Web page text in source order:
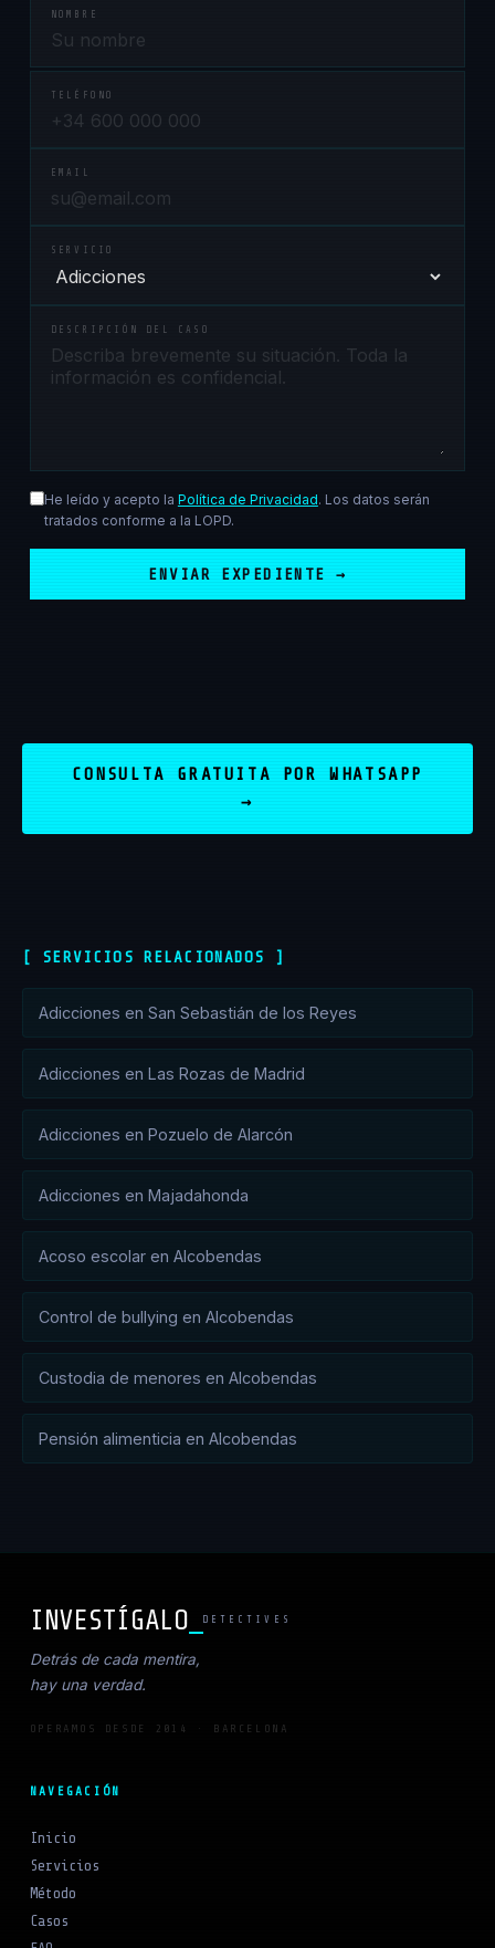
NOMBRE
TELÉFONO
EMAIL
SERVICIO
DESCRIPCIÓN DEL CASO
He leído y acepto la Política de Privacidad. Los datos serán
tratados conforme a la LOPD.
ENVIAR EXPEDIENTE →
CONSULTA GRATUITA POR WHATSAPP
→
[ SERVICIOS RELACIONADOS ]
Adicciones en San Sebastián de los Reyes
Adicciones en Las Rozas de Madrid
Adicciones en Pozuelo de Alarcón
Adicciones en Majadahonda
Acoso escolar en Alcobendas
Control de bullying en Alcobendas
Custodia de menores en Alcobendas
Pensión alimenticia en Alcobendas
INVESTÍGALO_ DETECTIVES
Detrás de cada mentira,
hay una verdad.
OPERAMOS DESDE 2014 · BARCELONA
NAVEGACIÓN
Inicio
Servicios
Método
Casos